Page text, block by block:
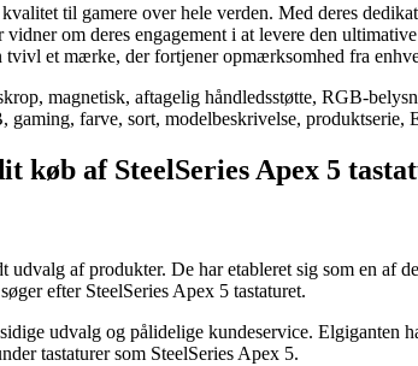
til gamere over hele verden. Med deres
om deres engagement i at levere den
et mærke, der fortjener opmærksomhed fra
magnetisk, aftagelig håndledsstøtte, RGB-
farve, sort, modelbeskrivelse,
køb af SteelSeries Apex 5
af produkter. De har etableret sig som en af
efter SteelSeries Apex 5 tastaturet.
udvalg og pålidelige kundeservice. Elgiganten
tastaturer som SteelSeries Apex 5.